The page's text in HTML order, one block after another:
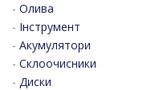
- Олива
- Інструмент
- Акумулятори
- Склоочисники
- Диски